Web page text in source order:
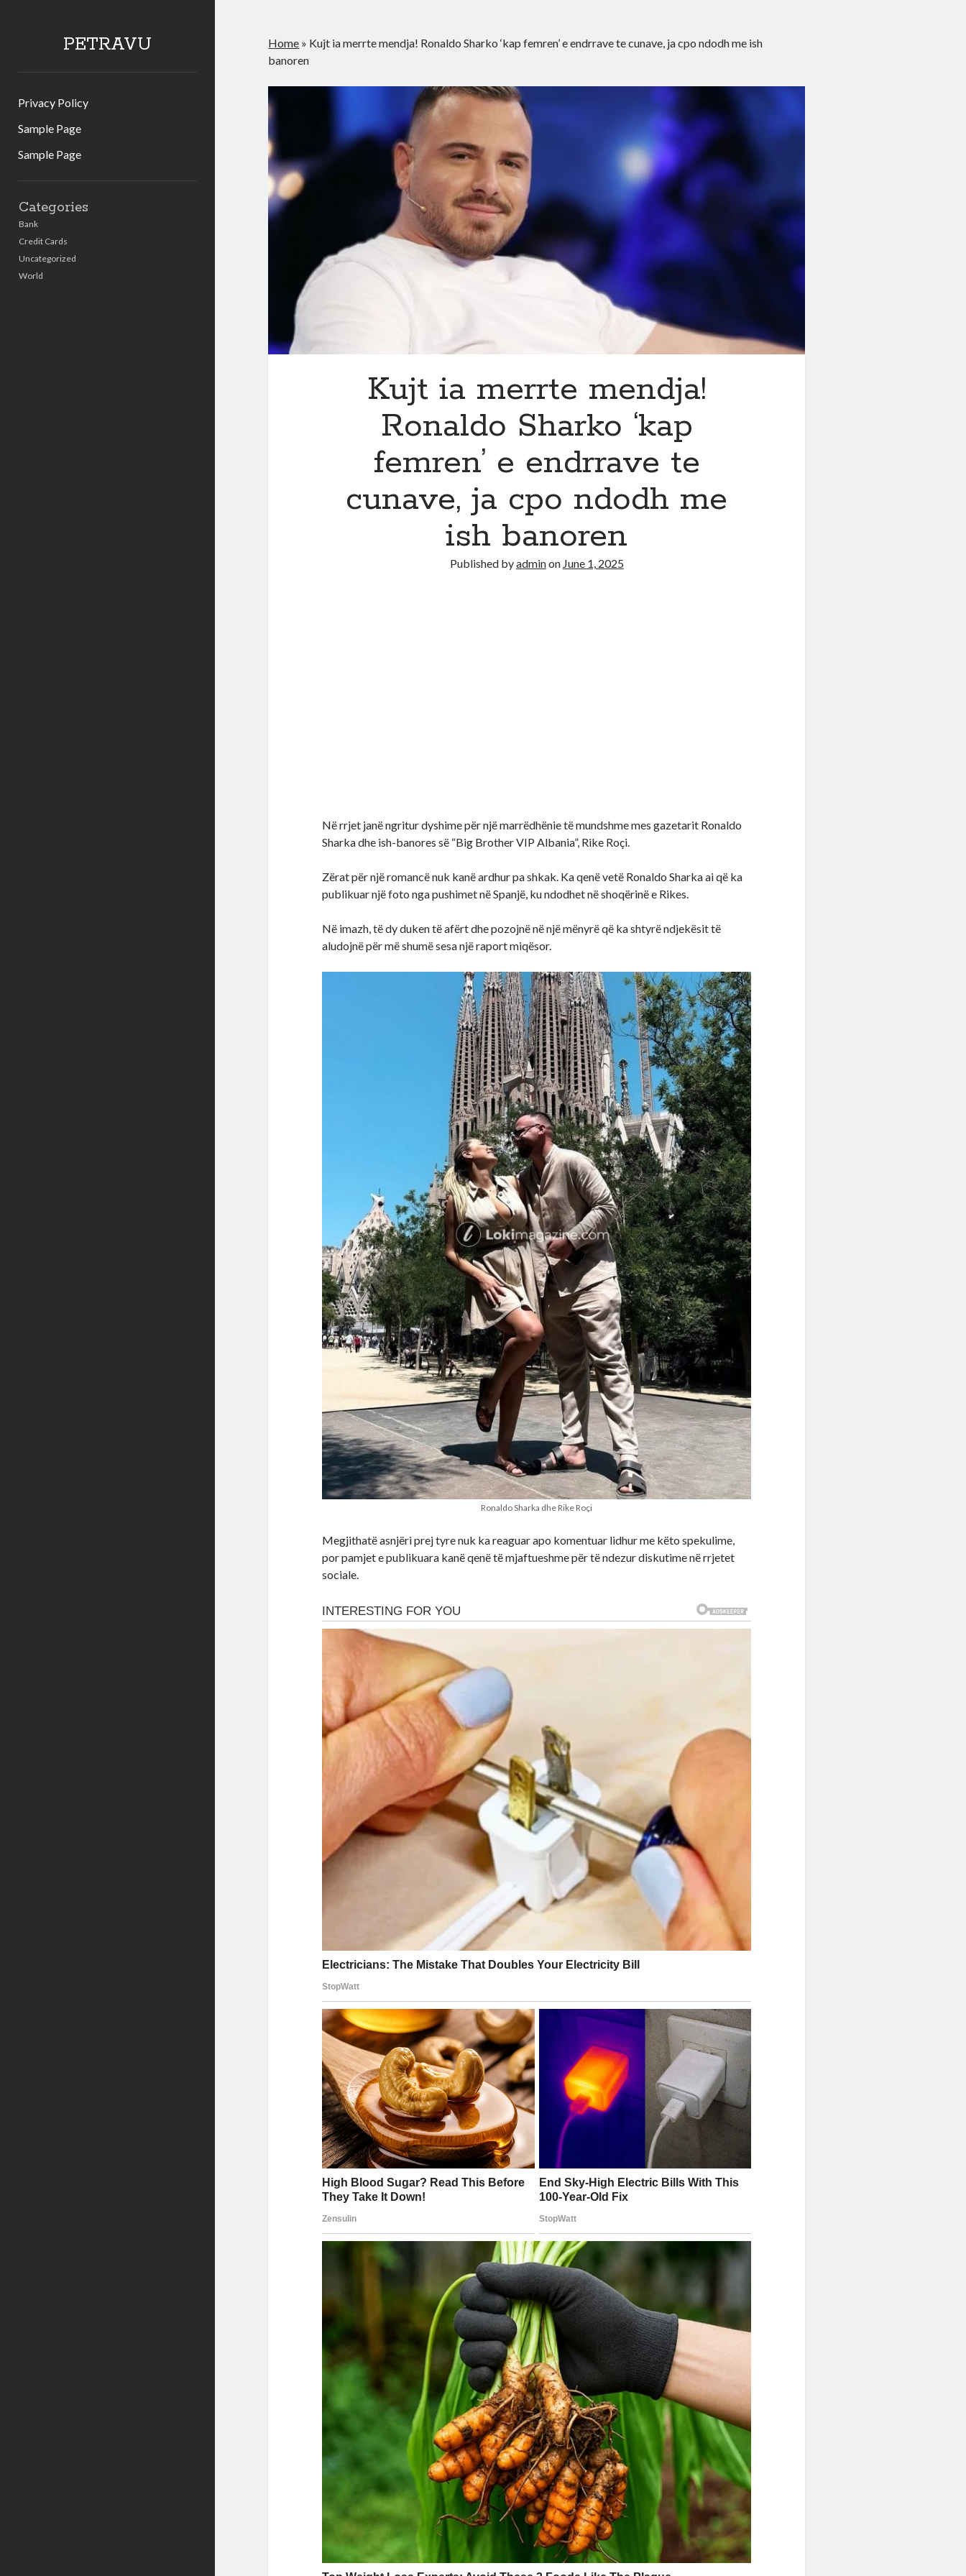
PETRAVU
Privacy Policy
Sample Page
Sample Page
Categories
Bank
Credit Cards
Uncategorized
World
Home » Kujt ia merrte mendja! Ronaldo Sharko ‘kap femren’ e endrrave te cunave, ja cpo ndodh me ish
banoren
Kujt ia merrte mendja!
Ronaldo Sharko ‘kap
femren’ e endrrave te
cunave, ja cpo ndodh me
ish banoren
Published byadminon June 1, 2025
Në rrjet janë ngritur dyshime për një marrëdhënie të mundshme mes gazetarit Ronaldo
Sharka dhe ish-banores së “Big Brother VIP Albania”, Rike Roçi.
Zërat për një romancë nuk kanë ardhur pa shkak. Ka qenë vetë Ronaldo Sharka ai që ka
publikuar një foto nga pushimet në Spanjë, ku ndodhet në shoqërinë e Rikes.
Në imazh, të dy duken të afërt dhe pozojnë në një mënyrë që ka shtyrë ndjekësit të
aludojnë për më shumë sesa një raport miqësor.
Ronaldo Sharka dhe Rike Roçi
Megjithatë asnjëri prej tyre nuk ka reaguar apo komentuar lidhur me këto spekulime,
por pamjet e publikuara kanë qenë të mjaftueshme për të ndezur diskutime në rrjetet
sociale.